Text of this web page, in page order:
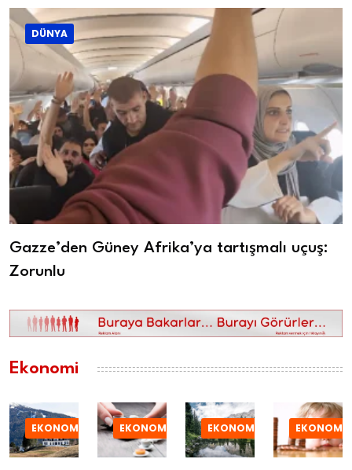
DÜNYA
Gazze’den Güney Afrika’ya tartışmalı uçuş:
Zorunlu
Ekonomi
EKONOMI EKONOMI EKONOMI EKONOMI